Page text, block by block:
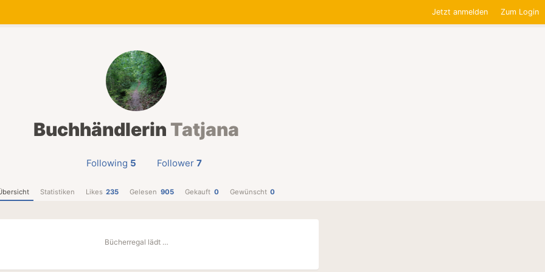
Jetzt anmelden Zum Login
Buchhändlerin Tatjana
Following 5 Follower 7
Statistiken Likes 235 Gelesen 905 Gekauft 0 Gewünscht 0
Bücherregal lädt …